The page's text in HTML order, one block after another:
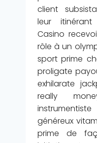
client
leur
Casino
rôle à un
sport prime
proligate
exhilarate
really
généreux
prime de